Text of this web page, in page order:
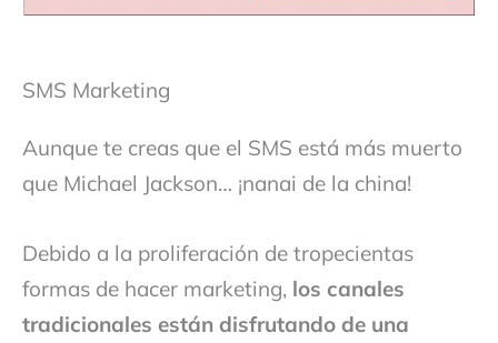
SMS Marketing
Aunque te creas que el SMS está más muerto
que Michael Jackson… ¡nanai de la china!
Debido a la proliferación de tropecientas
formas de hacer marketing, los canales
tradicionales están disfrutando de una